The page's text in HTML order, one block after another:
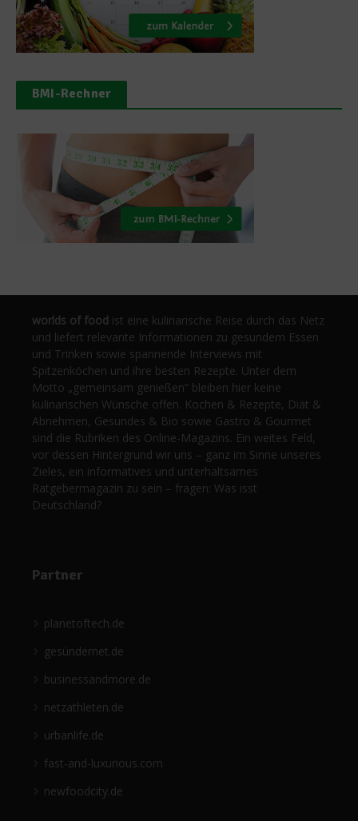
BMI-Rechner
worlds of food ist eine kulinarische Reise durch das Netz
und liefert relevante Informationen zu gesundem Essen
und Trinken sowie spannende Interviews mit
Spitzenköchen und ihre besten Rezepte. Unter dem
Motto „gemeinsam genießen“ bleiben hier keine
kulinarischen Wünsche offen. Kochen & Rezepte, Diät &
Abnehmen, Gesundes & Bio sowie Gastro & Gourmet
sind die Rubriken des Online-Magazins. Ein weites Feld,
vor dessen Hintergrund wir uns – ganz im Sinne unseres
Zieles, ein informatives und unterhaltsames
Ratgebermagazin zu sein – fragen: Was isst
Deutschland?
Partner
planetoftech.de
gesündernet.de
businessandmore.de
netzathleten.de
urbanlife.de
fast-and-luxurious.com
newfoodcity.de